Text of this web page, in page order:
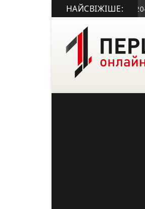
НАЙСВІЖІШЕ:
• На війні загинув 20-